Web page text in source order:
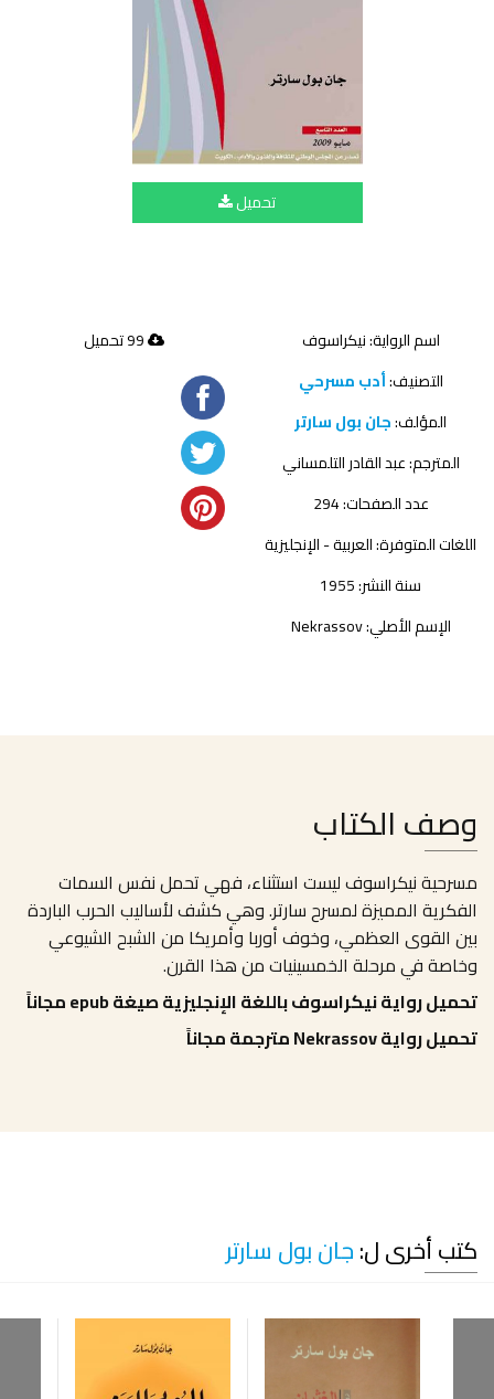
تحميل
اسم الرواية: نيكراسوف
التصنيف:أدب مسرحي
المؤلف:جان بول سارتر
المترجم:عبد القادر التلمساني
عدد الصفحات: 294
اللغات المتوفرة: العربية - الإنجليزية
سنة النشر: 1955
الإسم الأصلي: Nekrassov
وصف الكتاب
مسرحية نيكراسوف ليست استثناء، فهي تحمل نفس السمات
الفكرية المميزة لمسرح سارتر. وهي كشف لأساليب الحرب الباردة
بين القوى العظمي، وخوف أوربا وأمريكا من الشبح الشيوعي
وخاصة في مرحلة الخمسينيات من هذا القرن.
تحميل رواية نيكراسوف باللغة الإنجليزية صيغة epub مجاناً
تحميل رواية Nekrassov مترجمة مجاناً
كتب أخرى ل:جان بول سارتر